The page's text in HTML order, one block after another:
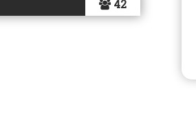
42